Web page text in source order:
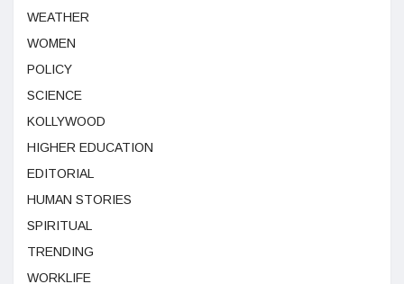
WEATHER
WOMEN
POLICY
SCIENCE
KOLLYWOOD
HIGHER EDUCATION
EDITORIAL
HUMAN STORIES
SPIRITUAL
TRENDING
WORKLIFE